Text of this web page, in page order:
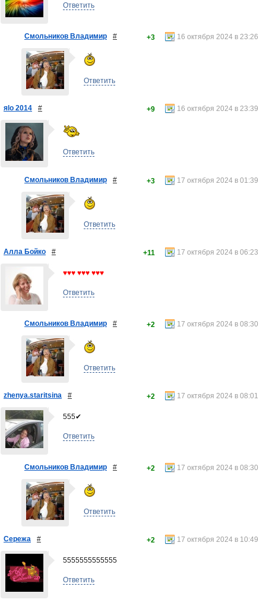
Ответить
Смольников Владимир # 16 октября 2024 в 23:26
+3
Ответить
яlo 2014 # 16 октября 2024 в 23:39
+9
Ответить
Смольников Владимир # 17 октября 2024 в 01:39
+3
Ответить
Алла Бойко # 17 октября 2024 в 06:23
+11
♥♥♥ ♥♥♥ ♥♥♥
Ответить
Смольников Владимир # 17 октября 2024 в 08:30
+2
Ответить
zhenya.staritsina # 17 октября 2024 в 08:01
+2
555✔
Ответить
Смольников Владимир # 17 октября 2024 в 08:30
+2
Ответить
Сережа # 17 октября 2024 в 10:49
+2
5555555555555
Ответить